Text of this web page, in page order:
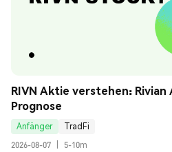
RIVN Aktie verstehen:
Prognose
Anfänger
TradFi
2026-08-07
5-10m